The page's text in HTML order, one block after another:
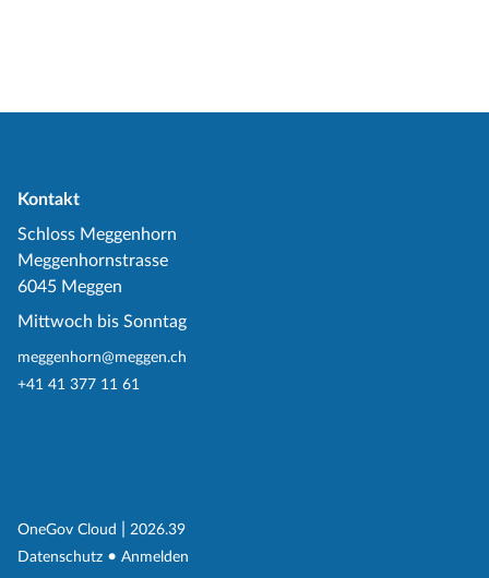
Kontakt
Schloss Meggenhorn
Meggenhornstrasse
6045 Meggen
Mittwoch bis Sonntag
meggenhorn@meggen.ch
+41 41 377 11 61
OneGov Cloud (External Link)
2026.39
Datenschutz (External Link)
Anmelden